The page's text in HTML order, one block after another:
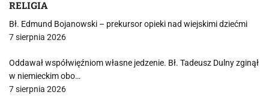
RELIGIA
Bł. Edmund Bojanowski – prekursor opieki nad wiejskimi dziećmi
7 sierpnia 2026
Oddawał współwięźniom własne jedzenie. Bł. Tadeusz Dulny zginął
w niemieckim obo…
7 sierpnia 2026